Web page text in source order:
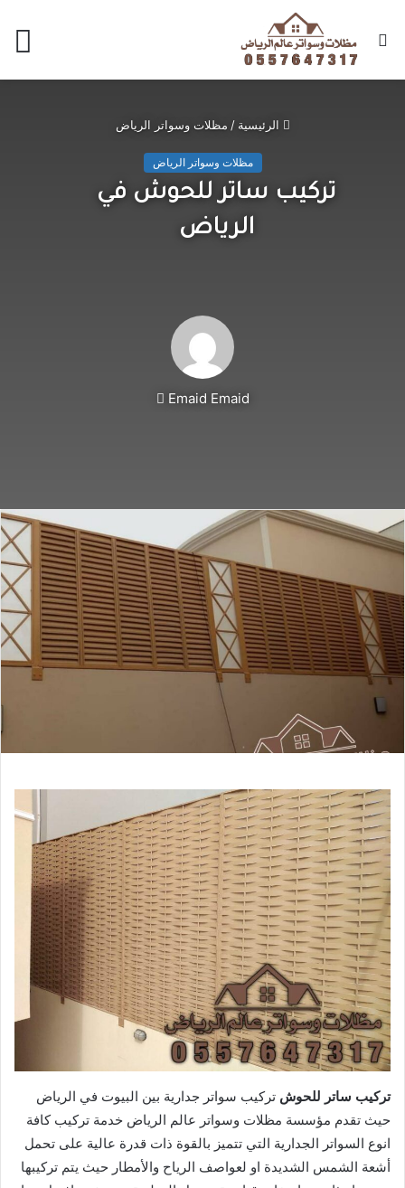
الرئيسية / مظلات وسواتر الرياض
مظلات وسواتر الرياض
تركيب ساتر للحوش في
الرياض
Emaid Emaid
تركيب ساتر للحوش تركيب سواتر جدارية بين البيوت في الرياض
حيث تقدم مؤسسة مظلات وسواتر عالم الرياض خدمة تركيب كافة
انوع السواتر الجدارية التي تتميز بالقوة ذات قدرة عالية على تحمل
أشعة الشمس الشديدة او لعواصف الرياح والأمطار حيث يتم تركيبها